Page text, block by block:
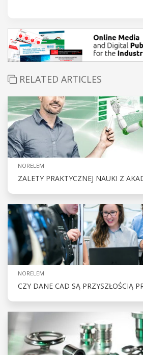
RELATED ARTICLES
NORELEM
ZALETY PRAKTYCZNEJ NAUKI Z
NORELEM
CZY DANE CAD SĄ PRZYSZŁOŚCIĄ